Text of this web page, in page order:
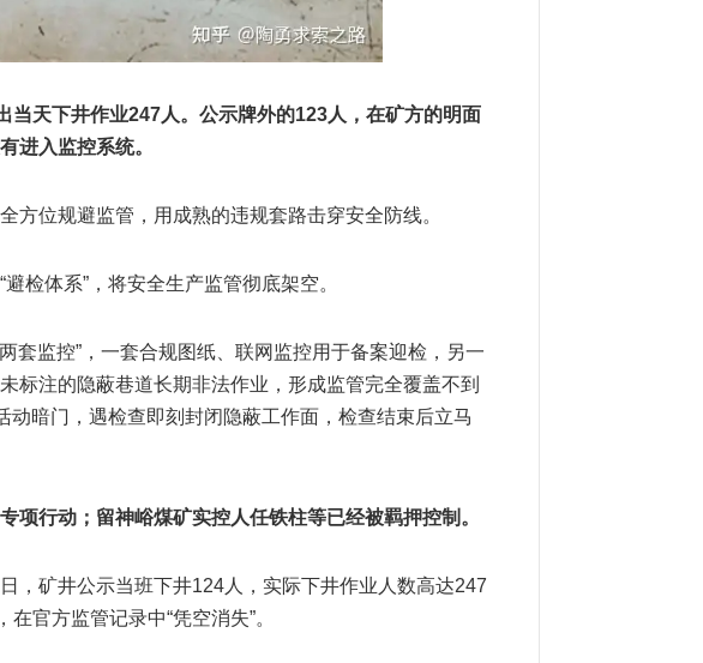
当天下井作业247人。公示牌外的123人，在矿方的明面
进入监控系统。
方位规避监管，用成熟的违规套路击穿安全防线。
检体系”，将安全生产监管彻底架空。
套监控”，一套合规图纸、联网监控用于备案迎检，另一
标注的隐蔽巷道长期非法作业，形成监管完全覆盖不到
动暗门，遇检查即刻封闭隐蔽工作面，检查结束后立马
项行动；留神峪煤矿实控人任铁柱等已经被羁押控制。
，矿井公示当班下井124人，实际下井作业人数高达247
官方监管记录中“凭空消失”。